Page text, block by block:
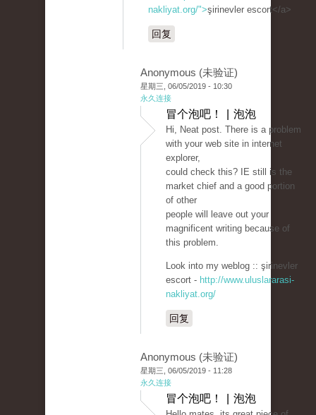
nakliyat.org/">şirinevler escort</a>
回复
Anonymous (未验证)
星期三, 06/05/2019 - 10:30
永久连接
冒个泡吧！ | 泡泡
Hi, Neat post. There is a problem
with your web site in internet
explorer,
could check this? IE still is the
market chief and a good portion
of other
people will leave out your
magnificent writing because of
this problem.
Look into my weblog :: şirinevler
escort - http://www.uluslararasi-
nakliyat.org/
回复
Anonymous (未验证)
星期三, 06/05/2019 - 11:28
永久连接
冒个泡吧！ | 泡泡